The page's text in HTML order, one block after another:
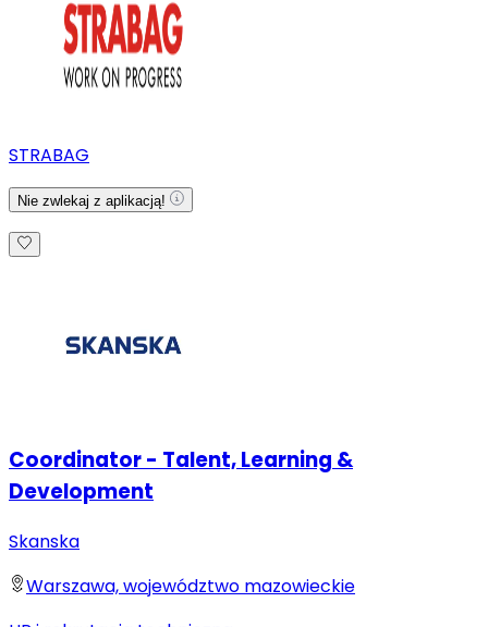
STRABAG
Nie zwlekaj z aplikacją!
Coordinator - Talent, Learning &
Development
Skanska
Warszawa, województwo mazowieckie